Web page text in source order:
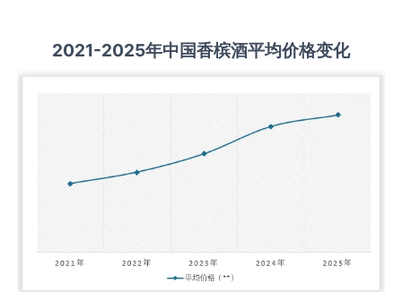
2021-2025年中国香槟酒平均价格变化